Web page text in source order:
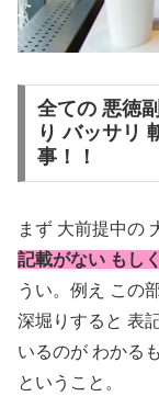
全ての 悪徳
り バッサリ
事！！
まず 大前提中の
記載がない もし
うい。例え この
深堀りすると 表
いるのが わかる
ということ。